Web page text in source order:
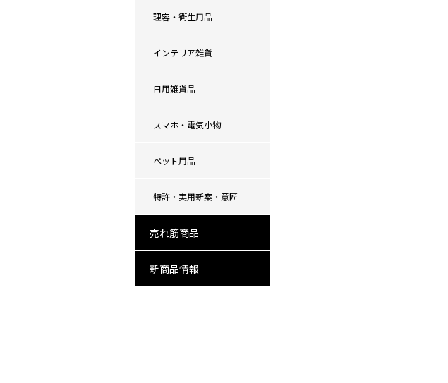
理容・衛生用品
インテリア雑貨
日用雑貨品
スマホ・電気小物
ペット用品
特許・実用新案・意匠
売れ筋商品
新商品情報